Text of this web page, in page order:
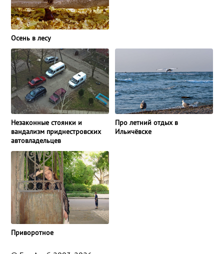
Осень в лесу
Незаконные стоянки и
вандализм приднестровских
автовладельцев
Про летний отдых в
Ильичёвске
Приворотное